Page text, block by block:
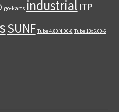
go-karts industrial ITP
SUNF Tube 4.80/4.00-8 Tube 13x5.00-6